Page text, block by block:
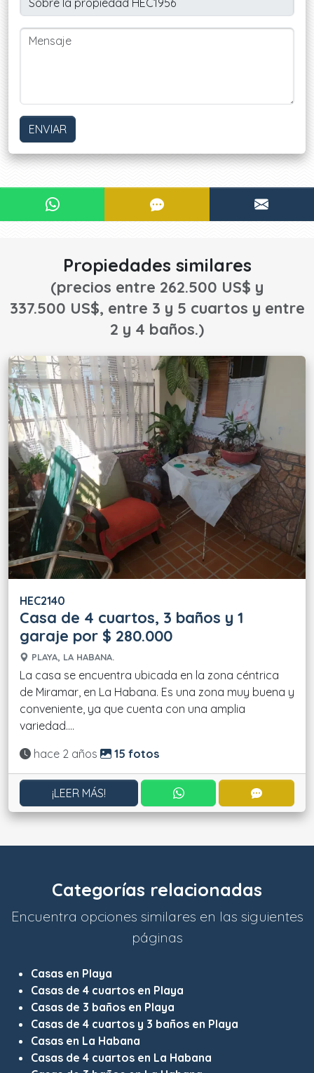
ENVIAR
¿Le interesa?
¡CONTACTE AHORA!
CONTACTAR POR WHATSAPP
CONTACTAR POR SMS
Propiedades similares
(precios entre 262.500 US$ y
337.500 US$, entre 3 y 5 cuartos y entre
2 y 4 baños.)
HEC2140
Casa de 4 cuartos, 3 baños y 1
garaje por $ 280.000
PLAYA, LA HABANA.
La casa se encuentra ubicada en la zona céntrica
de Miramar, en La Habana. Es una zona muy buena y
conveniente, ya que cuenta con una amplia
variedad....
Actualizado:
hace 2 años 15 fotos
¡LEER MÁS! CONTACTAR POR
Categorías relacionadas
Encuentra opciones similares en las siguientes
páginas
Casas en Playa
Casas de 4 cuartos en Playa
Casas de 3 baños en Playa
Casas de 4 cuartos y 3 baños en Playa
Casas en La Habana
Casas de 4 cuartos en La Habana